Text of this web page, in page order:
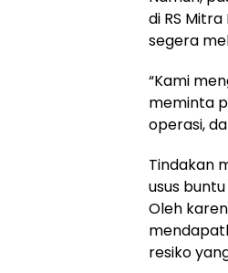
di RS
segera
“Kami
meminta
operasi,
Tindakan
usus
Oleh
resiko